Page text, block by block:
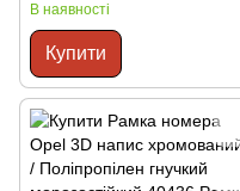
В наявності
Купити